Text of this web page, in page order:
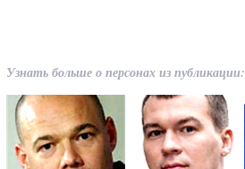
Узнать больше о персонах из публикации: